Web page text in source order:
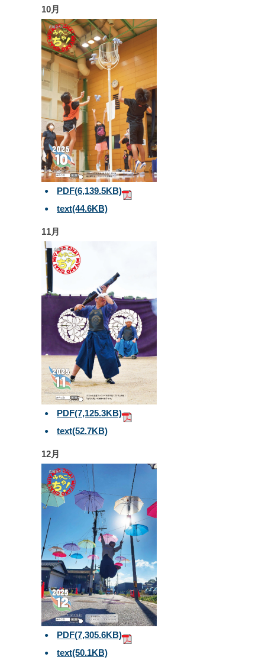
10月
PDF(6,139.5KB)
text(44.6KB)
11月
PDF(7,125.3KB)
text(52.7KB)
12月
PDF(7,305.6KB)
text(50.1KB)